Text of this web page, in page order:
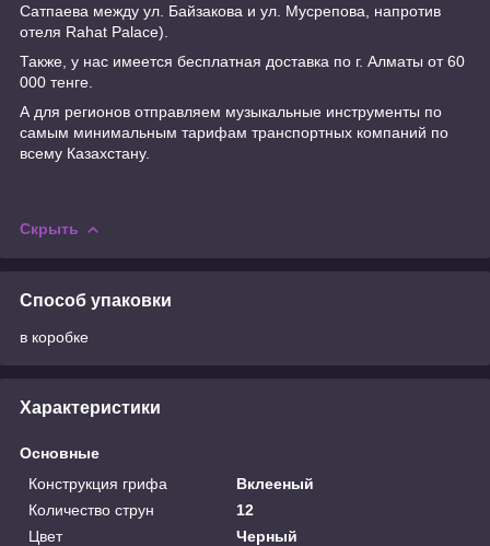
Сатпаева между ул. Байзакова и ул. Мусрепова, напротив
отеля Rahat Palace).
Также, у нас имеется бесплатная доставка по г. Алматы от 60
000 тенге.
А для регионов отправляем музыкальные инструменты по
самым минимальным тарифам транспортных компаний по
всему Казахстану.
Скрыть
Способ упаковки
в коробке
Характеристики
Основные
Конструкция грифа
Вклееный
Количество струн
12
Цвет
Черный